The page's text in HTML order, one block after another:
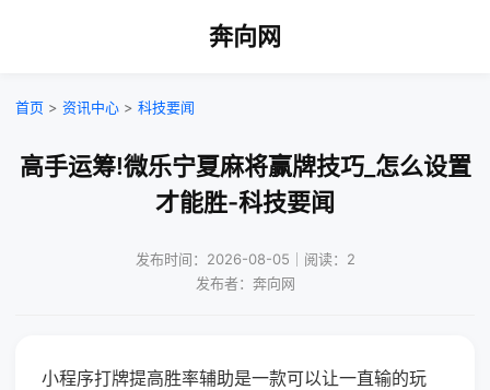
奔向网
首页 > 资讯中心 > 科技要闻
高手运筹!微乐宁夏麻将赢牌技巧_怎么设置
才能胜-科技要闻
发布时间：2026-08-05｜阅读：2
发布者：奔向网
小程序打牌提高胜率辅助是一款可以让一直输的玩